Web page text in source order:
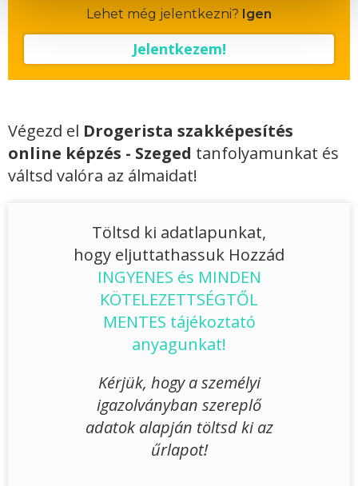
Lehet még jelentkezni? Igen
Jelentkezem!
Végezd el Drogerista szakképesítés
online képzés - Szeged tanfolyamunkat és
váltsd valóra az álmaidat!
Töltsd ki adatlapunkat,
hogy eljuttathassuk Hozzád
INGYENES és MINDEN
KÖTELEZETTSÉGTŐL
MENTES tájékoztató
anyagunkat!
Kérjük, hogy a személyi
igazolványban szereplő
adatok alapján töltsd ki az
űrlapot!